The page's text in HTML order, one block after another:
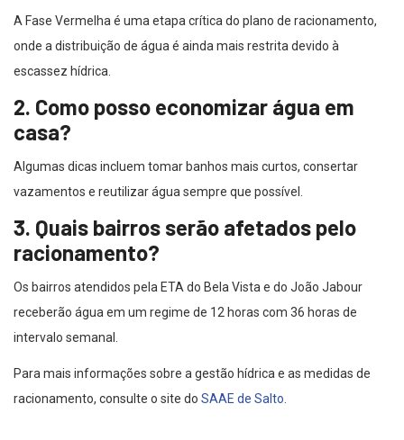
A Fase Vermelha é uma etapa crítica do plano de racionamento,
onde a distribuição de água é ainda mais restrita devido à
escassez hídrica.
2. Como posso economizar água em
casa?
Algumas dicas incluem tomar banhos mais curtos, consertar
vazamentos e reutilizar água sempre que possível.
3. Quais bairros serão afetados pelo
racionamento?
Os bairros atendidos pela ETA do Bela Vista e do João Jabour
receberão água em um regime de 12 horas com 36 horas de
intervalo semanal.
Para mais informações sobre a gestão hídrica e as medidas de
racionamento, consulte o site do SAAE de Salto